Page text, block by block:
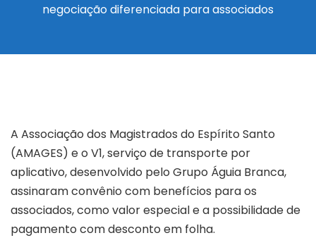
negociação diferenciada para associados
A Associação dos Magistrados do Espírito Santo
(AMAGES) e o V1, serviço de transporte por
aplicativo, desenvolvido pelo Grupo Águia Branca,
assinaram convênio com benefícios para os
associados, como valor especial e a possibilidade de
pagamento com desconto em folha.